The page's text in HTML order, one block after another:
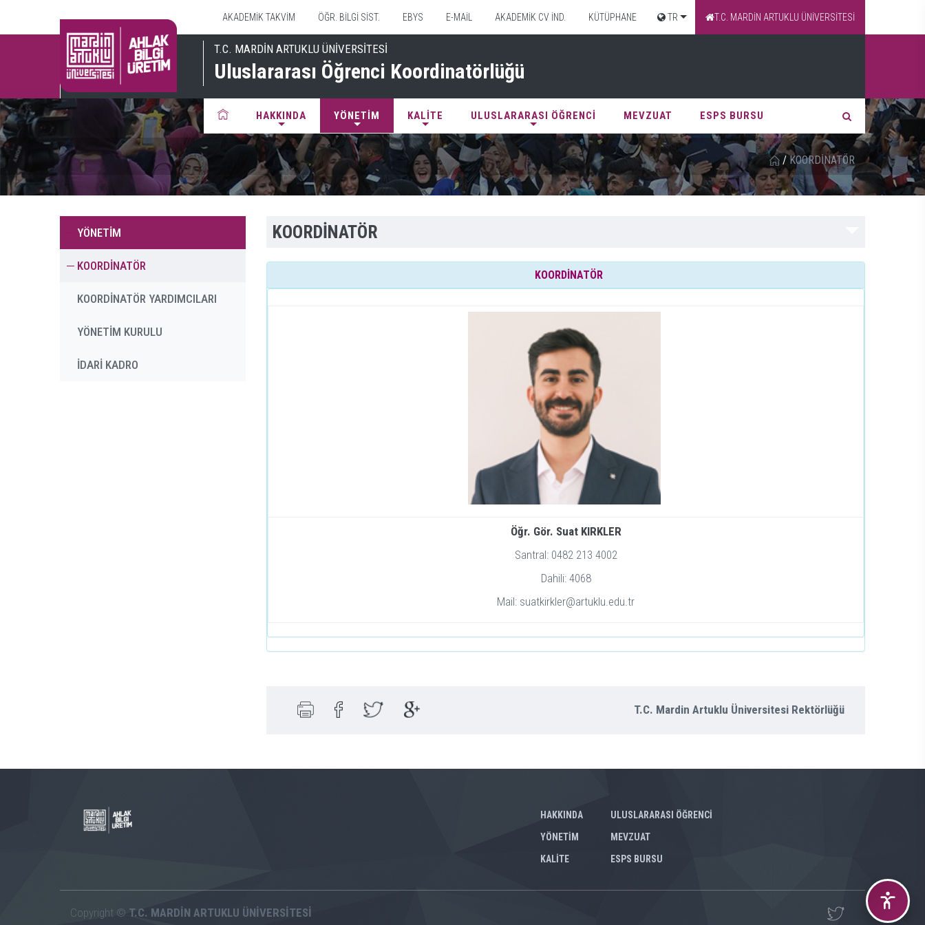
AKADEMİK TAKVİM ÖĞR. BİLGİ SİST. EBYS E-MAİL AKADEMİK CV İND. KÜTÜPHANE TR T.C. MARDİN ARTUKLU ÜNİVERSİTESİ
T.C. MARDİN ARTUKLU ÜNİVERSİTESİ
Uluslararası Öğrenci Koordinatörlüğü
HAKKINDA YÖNETİM KALİTE ULUSLARARASI ÖĞRENCİ MEVZUAT ESPS BURSU
/ KOORDİNATÖR
YÖNETİM
KOORDİNATÖR
KOORDİNATÖR YARDIMCILARI
YÖNETİM KURULU
İDARİ KADRO
KOORDİNATÖR
KOORDİNATÖR
Öğr. Gör. Suat KIRKLER
Santral: 0482 213 4002
Dahili: 4068
Mail: suatkirkler@artuklu.edu.tr
T.C. Mardin Artuklu Üniversitesi Rektörlüğü
HAKKINDA
YÖNETİM
KALİTE
ULUSLARARASI ÖĞRENCİ
MEVZUAT
ESPS BURSU
Copyright © T.C. MARDİN ARTUKLU ÜNİVERSİTESİ